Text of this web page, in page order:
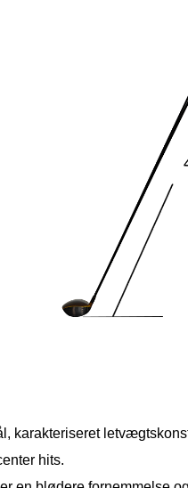
karakteriseret
hits.